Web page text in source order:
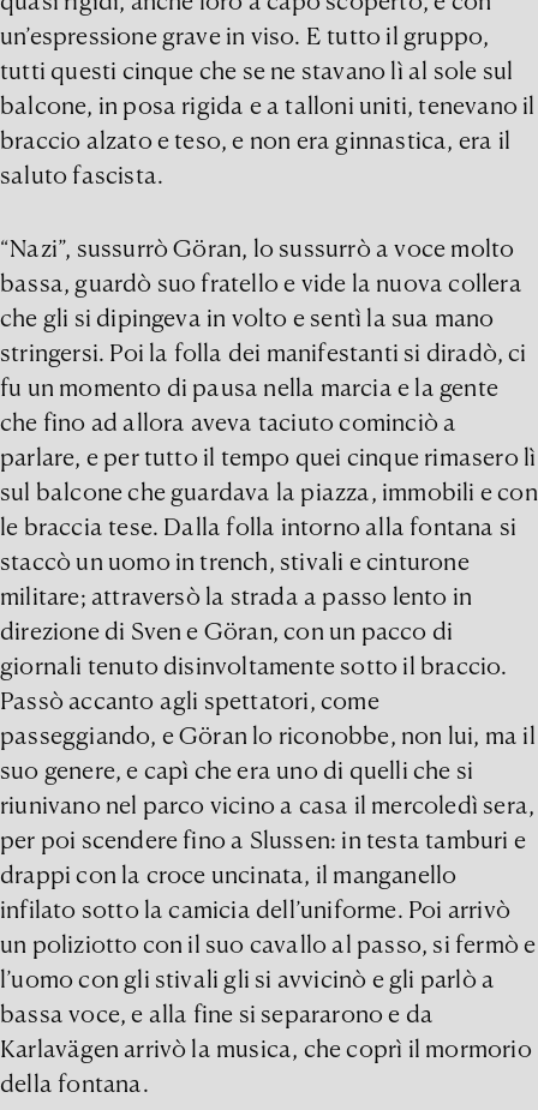
un’espressione grave in viso. E tutto il gruppo,
tutti questi cinque che se ne stavano lì al sole sul
balcone, in posa rigida e a talloni uniti, tenevano il
braccio alzato e teso, e non era ginnastica, era il
saluto fascista.
“Nazi”, sussurrò Göran, lo sussurrò a voce molto
bassa, guardò suo fratello e vide la nuova collera
che gli si dipingeva in volto e sentì la sua mano
stringersi. Poi la folla dei manifestanti si diradò, ci
fu un momento di pausa nella marcia e la gente
che fino ad allora aveva taciuto cominciò a
parlare, e per tutto il tempo quei cinque rimasero lì
sul balcone che guardava la piazza, immobili e con
le braccia tese. Dalla folla intorno alla fontana si
staccò un uomo in trench, stivali e cinturone
militare; attraversò la strada a passo lento in
direzione di Sven e Göran, con un pacco di
giornali tenuto disinvoltamente sotto il braccio.
Passò accanto agli spettatori, come
passeggiando, e Göran lo riconobbe, non lui, ma il
suo genere, e capì che era uno di quelli che si
riunivano nel parco vicino a casa il mercoledì sera,
per poi scendere fino a Slussen: in testa tamburi e
drappi con la croce uncinata, il manganello
infilato sotto la camicia dell’uniforme. Poi arrivò
un poliziotto con il suo cavallo al passo, si fermò e
l’uomo con gli stivali gli si avvicinò e gli parlò a
bassa voce, e alla fine si separarono e da
Karlavägen arrivò la musica, che coprì il mormorio
della fontana.